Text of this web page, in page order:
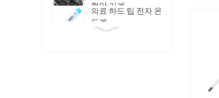
혈압 기계
의료 하드 팁 전자 온
도계